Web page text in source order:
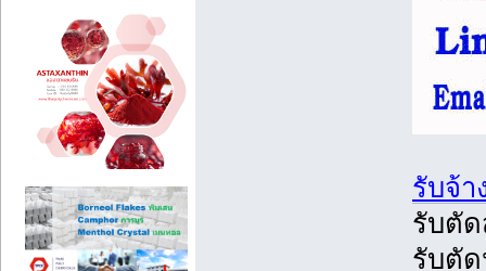
รับจ้า
รับตั
รับตัด